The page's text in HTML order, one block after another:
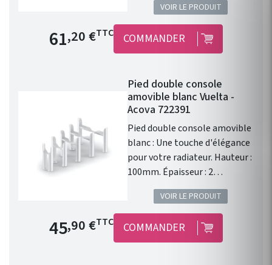
espaces des radiateurs et
sèche-serviettes.
VOIR LE PRODUIT
Prix de base
61,20 €TTC COMMANDER
Pied double console
amovible blanc Vuelta -
Acova 722391
Pied double console amovible
blanc : Une touche d'élégance
pour votre radiateur. Hauteur :
100mm. Épaisseur : 2
colonnes. Compatible :
Chauffage central : M2C2;
M6C2; MMC2 Électrique :
Vertical TMC2. Finitions :
Blanc (RAL6016). Garantie 2
VOIR LE PRODUIT
Prix de base
45,90 €TTC COMMANDER